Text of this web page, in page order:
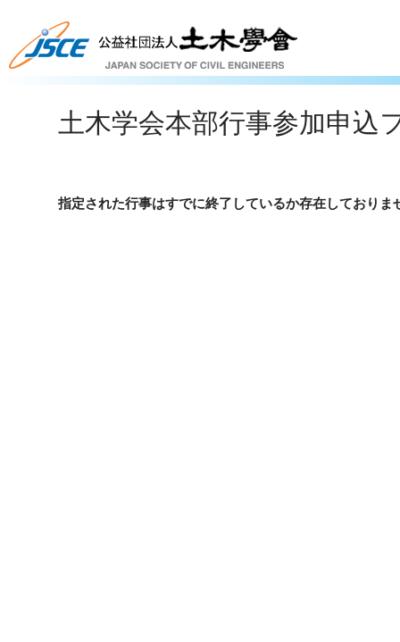
土木学会本部行事参加申込
指定された行事はすでに終了しているか存在しておりま